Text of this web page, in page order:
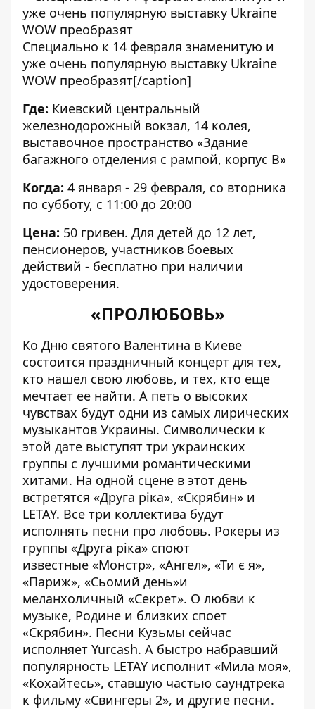
Специально к 14 февраля знаменитую и
уже очень популярную выставку Ukraine
WOW преобразят[/caption]
Где: Киевский центральный
железнодорожный вокзал, 14 колея,
выставочное пространство «Здание
багажного отделения с рампой, корпус В»
Когда: 4 января - 29 февраля, со вторника
по субботу, с 11:00 до 20:00
Цена: 50 гривен. Для детей до 12 лет,
пенсионеров, участников боевых
действий - бесплатно при наличии
удостоверения.
«ПРОЛЮБОВЬ»
Ко Дню святого Валентина в Киеве
состоится праздничный концерт для тех,
кто нашел свою любовь, и тех, кто еще
мечтает ее найти. А петь о высоких
чувствах будут одни из самых лирических
музыкантов Украины. Символически к
этой дате выступят три украинских
группы с лучшими романтическими
хитами. На одной сцене в этот день
встретятся «Друга ріка», «Скрябин» и
LETAY. Все три коллектива будут
исполнять песни про любовь. Рокеры из
группы «Друга ріка» споют
известные «Монстр», «Ангел», «Ти є я»,
«Париж», «Сьомий день»и
меланхоличный «Секрет». О любви к
музыке, Родине и близких споет
«Скрябин». Песни Кузьмы сейчас
исполняет Yurcash. А быстро набравший
популярность LETAY исполнит «Мила моя»,
«Кохайтесь», ставшую частью саундтрека
к фильму «Свингеры 2», и другие песни.